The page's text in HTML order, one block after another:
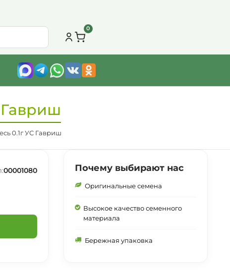
0
0.1г УС Гавриш
00001080 Почему выбирают нас
Оригинальные семена
Высокое качество семенного
материала
Бережная упаковка